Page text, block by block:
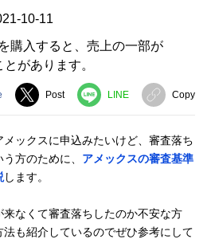
10-11
購入すると、売上の一部が
があります。
Post LINE Copy
ックスに申込みたいけど、審査落ち
方のために、 アメックスの審査基準
します。
なくて審査落ちしたのか不安な方
も紹介しているのでぜひ参考にして